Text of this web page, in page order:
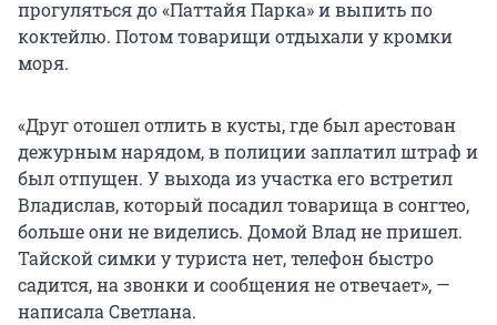
прогуляться до «Паттайя Парка» и выпить по
коктейлю. Потом товарищи отдыхали у кромки
моря.
«Друг отошел отлить в кусты, где был арестован
дежурным нарядом, в полиции заплатил штраф и
был отпущен. У выхода из участка его встретил
Владислав, который посадил товарища в сонгтео,
больше они не виделись. Домой Влад не пришел.
Тайской симки у туриста нет, телефон быстро
садится, на звонки и сообщения не отвечает», —
написала Светлана.